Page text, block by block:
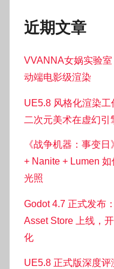
近期文章
VVANNA女娲实验
动端电影级渲染
UE5.8 风格化渲染
二次元美术在虚幻引
《战争机器：事变
+ Nanite + Lumen
光照
Godot 4.7 正式发布
Asset Store 上线，
化
UE5.8 正式版深度